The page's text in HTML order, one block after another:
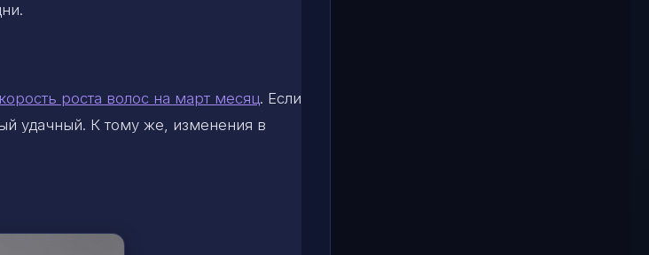
роста волос на март месяц. Если
удачный. К тому же, изменения в